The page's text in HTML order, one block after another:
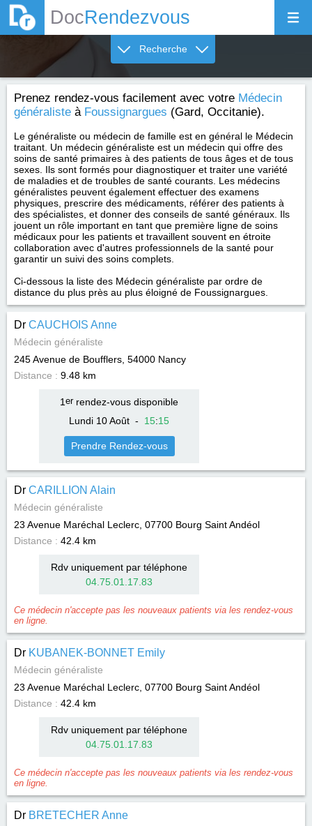
DocRendezvous
Recherche
Prenez rendez-vous facilement avec votre Médecin
généraliste à Foussignargues (Gard, Occitanie).
Le généraliste ou médecin de famille est en général le Médecin
traitant. Un médecin généraliste est un médecin qui offre des
soins de santé primaires à des patients de tous âges et de tous
sexes. Ils sont formés pour diagnostiquer et traiter une variété
de maladies et de troubles de santé courants. Les médecins
généralistes peuvent également effectuer des examens
physiques, prescrire des médicaments, référer des patients à
des spécialistes, et donner des conseils de santé généraux. Ils
jouent un rôle important en tant que première ligne de soins
médicaux pour les patients et travaillent souvent en étroite
collaboration avec d'autres professionnels de la santé pour
garantir un suivi des soins complets.
Ci-dessous la liste des Médecin généraliste par ordre de
distance du plus près au plus éloigné de Foussignargues.
Dr CAUCHOIS Anne
Médecin généraliste
245 Avenue de Boufflers, 54000 Nancy
Distance : 9.48 km
1 errendez-vous disponible
Lundi 10 Août - 15:15
Prendre Rendez-vous
Dr CARILLION Alain
Médecin généraliste
23 Avenue Maréchal Leclerc, 07700 Bourg Saint Andéol
Distance : 42.4 km
Rdv uniquement par téléphone
04.75.01.17.83
Ce médecin n'accepte pas les nouveaux patients via les rendez-vous
en ligne.
Dr KUBANEK-BONNET Emily
Médecin généraliste
23 Avenue Maréchal Leclerc, 07700 Bourg Saint Andéol
Distance : 42.4 km
Rdv uniquement par téléphone
04.75.01.17.83
Ce médecin n'accepte pas les nouveaux patients via les rendez-vous
en ligne.
Dr BRETECHER Anne